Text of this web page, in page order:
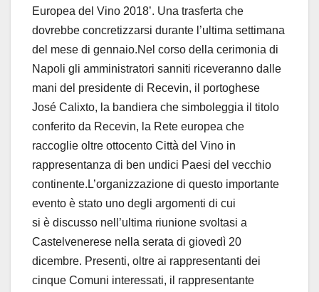
Europea del Vino 2018’. Una trasferta che
dovrebbe concretizzarsi durante l’ultima settimana
del mese di gennaio.Nel corso della cerimonia di
Napoli gli amministratori sanniti riceveranno dalle
mani del presidente di Recevin, il portoghese
José Calixto, la bandiera che simboleggia il titolo
conferito da Recevin, la Rete europea che
raccoglie oltre ottocento Città del Vino in
rappresentanza di ben undici Paesi del vecchio
continente.L’organizzazione di questo importante
evento è stato uno degli argomenti di cui
si è discusso nell’ultima riunione svoltasi a
Castelvenerese nella serata di giovedì 20
dicembre. Presenti, oltre ai rappresentanti dei
cinque Comuni interessati, il rappresentante